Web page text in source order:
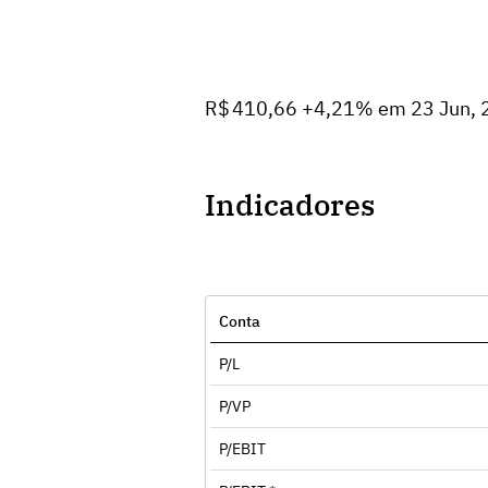
R$ 410,66 +4,21% em 23 Jun,
Indicadores
Conta
P/L
P/VP
P/EBIT